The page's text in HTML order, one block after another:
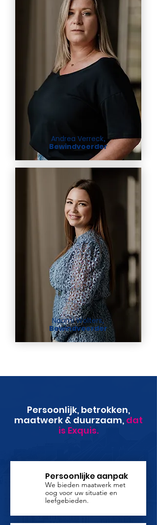
Andrea Verreck,
Bewindvoerder
Naomi Wolters,
Bewindvoerder
Persoonlijk, betrokken,
maatwerk & duurzaam, dat
is Exquis.
Persoonlijke aanpak
We bieden maatwerk met
oog voor uw situatie en
leefgebieden.